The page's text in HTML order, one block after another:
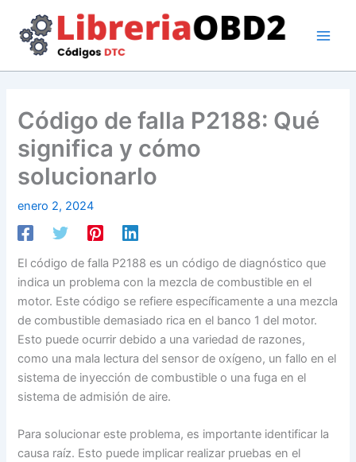
contenido
Código de falla P2188: Qué
significa y cómo
solucionarlo
enero 2, 2024
El código de falla P2188 es un código de diagnóstico que
indica un problema con la mezcla de combustible en el
motor. Este código se refiere específicamente a una mezcla
de combustible demasiado rica en el banco 1 del motor.
Esto puede ocurrir debido a una variedad de razones,
como una mala lectura del sensor de oxígeno, un fallo en el
sistema de inyección de combustible o una fuga en el
sistema de admisión de aire.
Para solucionar este problema, es importante identificar la
causa raíz. Esto puede implicar realizar pruebas en el